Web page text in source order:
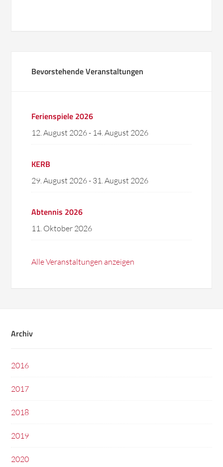
Bevorstehende Veranstaltungen
Ferienspiele 2026
12. August 2026- 14. August 2026
KERB
29. August 2026- 31. August 2026
Abtennis 2026
11. Oktober 2026
Alle Veranstaltungen anzeigen
Archiv
2016
2017
2018
2019
2020